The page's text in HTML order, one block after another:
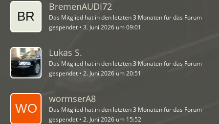
BremenAUDI72
Das Mitglied hat in den letzten 3 Monaten für das Forum
gespendet
3. Juni 2026 um 09:01
Lukas S.
Das Mitglied hat in den letzten 3 Monaten für das Forum
gespendet
2. Juni 2026 um 20:51
wormserA8
Das Mitglied hat in den letzten 3 Monaten für das Forum
gespendet
2. Juni 2026 um 15:52